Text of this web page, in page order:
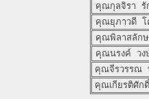
คุณกุลจิรา รั
คุณยุภาวดี โ
คุณพิลาสลัก
คุณนรงค์ วง
คุณจีรวรรณ
คุณเกียรติศัก